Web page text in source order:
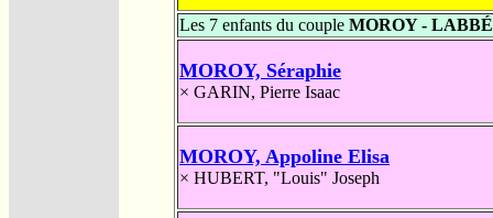
Les 7 enfants du couple MOROY - LABBÉ
MOROY, Séraphie
× GARIN, Pierre Isaac
MOROY, Appoline Elisa
× HUBERT, "Louis" Joseph